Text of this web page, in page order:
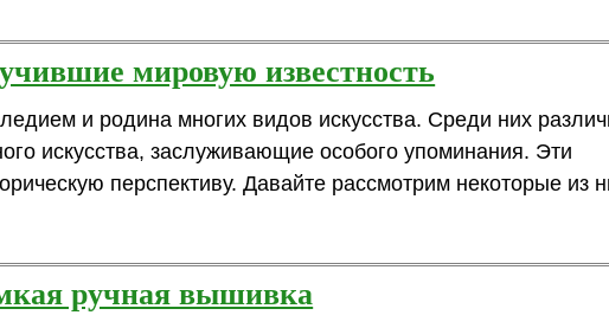
мировую известность
и родина многих видов искусства. Среди них
искусства, заслуживающие особого упоминания. Эти
перспективу. Давайте рассмотрим некоторые из
ручная вышивка